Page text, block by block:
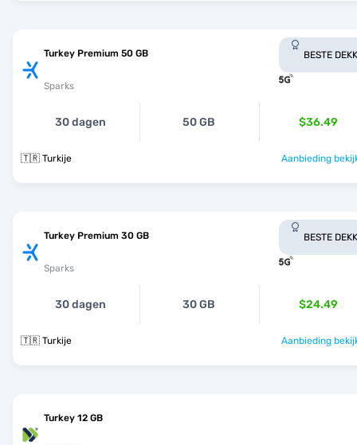
Turkey Premium 50 GB
Sparks
BESTE
30 dagen 50 GB $36.49
🇹🇷 Turkije Aanbieding
Turkey Premium 30 GB
Sparks
BESTE
30 dagen 30 GB $24.49
🇹🇷 Turkije Aanbieding
Turkey 12 GB